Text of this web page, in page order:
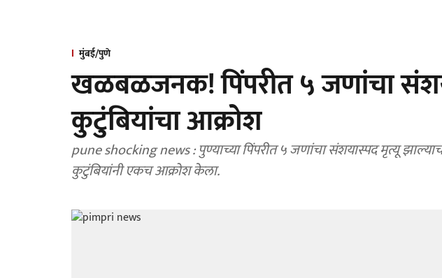
मुंबई/पुणे
खळबळजनक! पिंपरीत ५ जणांचा
कुटुंबियांचा आक्रोश
pune shocking news : पुण्याच्या पिंपरीत ५ जणांचा संशयास्पद मृत्यू
कुटुंबियांनी एकच आक्रोश केला.